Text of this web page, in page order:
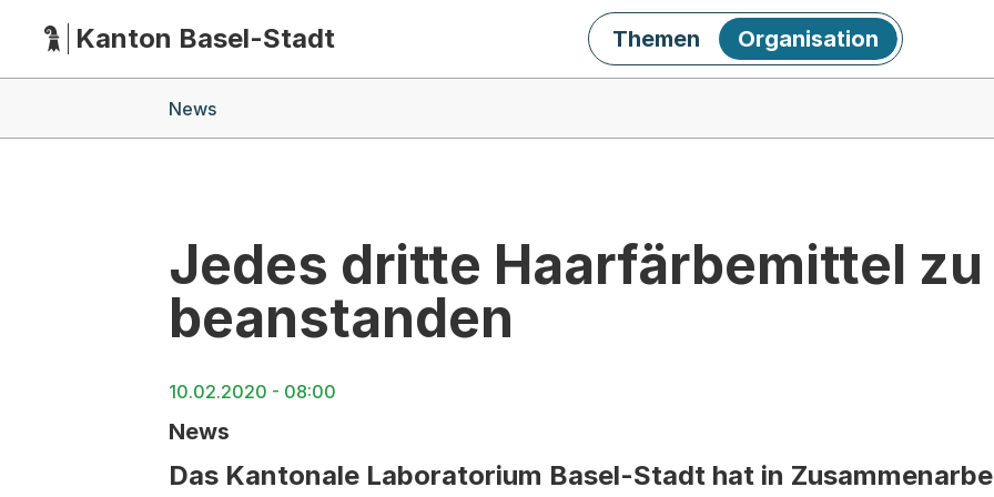
HauptnavigationKanton Basel-Stadt Themen Organisation
News
Jedes dritte Haarfärbemittel zu
beanstanden
10.02.2020 - 08:00
News
Das Kantonale Laboratorium Basel-Stadt hat in